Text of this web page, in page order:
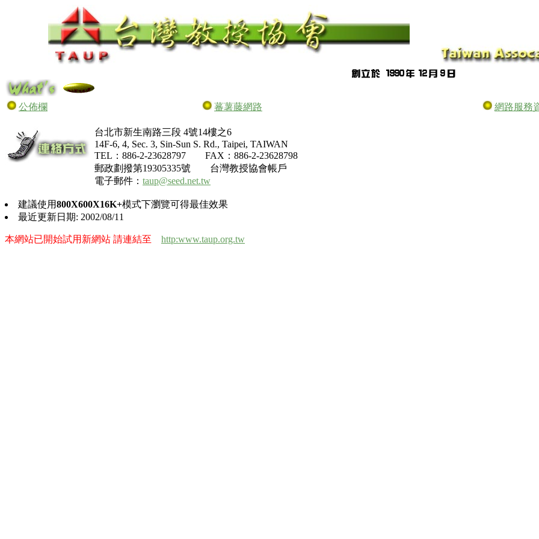
公佈欄 蕃薯藤網路 網路服務
台北市新生南路三段 4號14樓之6
14F-6, 4, Sec. 3, Sin-Sun S. Rd., Taipei, TAIWAN
TEL：886-2-23628797 FAX：886-2-23628798
郵政劃撥第19305335號 台灣教授協會帳戶
電子郵件： taup@seed.net.tw
建議使用800X600X16K+模式下瀏覽可得最佳效果
最近更新日期: 2002/08/11
本網站已開始試用新網站 請連結至 http:www.taup.org.tw